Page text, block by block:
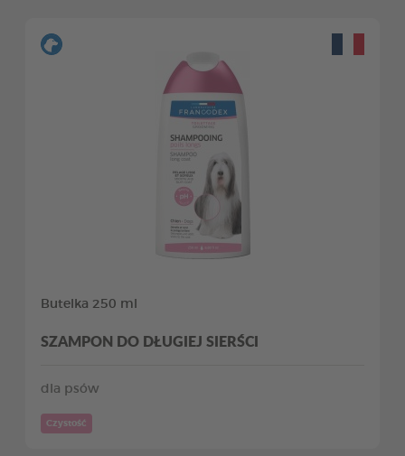
Butelka 250 ml
SZAMPON DO DŁUGIEJ SIERŚCI
dla psów
Czystość